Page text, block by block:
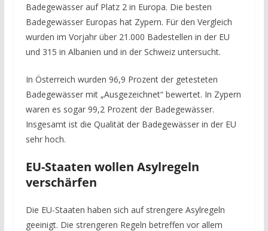
Badegewässer auf Platz 2 in Europa. Die besten
Badegewässer Europas hat Zypern. Für den Vergleich
wurden im Vorjahr über 21.000 Badestellen in der EU
und 315 in Albanien und in der Schweiz untersucht.
In Österreich wurden 96,9 Prozent der getesteten
Badegewässer mit „Ausgezeichnet“ bewertet. In Zypern
waren es sogar 99,2 Prozent der Badegewässer.
Insgesamt ist die Qualität der Badegewässer in der EU
sehr hoch.
EU-Staaten wollen Asylregeln
verschärfen
Die EU-Staaten haben sich auf strengere Asylregeln
geeinigt. Die strengeren Regeln betreffen vor allem